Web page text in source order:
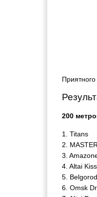
200
1. Titans
2.
3.
4. Altai Kiss
5.
6. Omsk